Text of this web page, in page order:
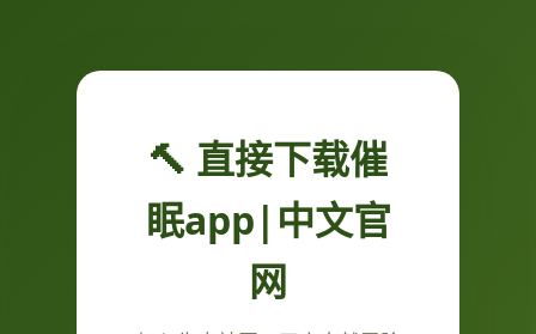
🔨 直接下载催
眠app|中文官
网